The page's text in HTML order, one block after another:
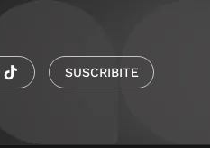
SUSCRIBITE